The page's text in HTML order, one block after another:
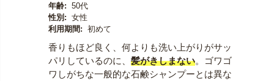
年齢: 50代
性別: 女性
利用期間: 初めて
香りもほど良く、何よりも洗い上がりがサッ
パリしているのに、 髪がきしまない。ゴワゴ
ワしがちな一般的な石鹸シャンプーとは異な